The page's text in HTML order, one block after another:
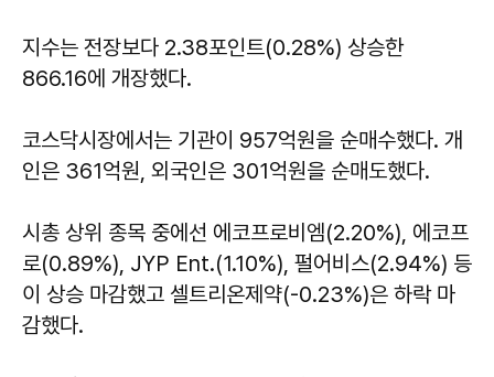
지수는 전장보다 2.38포인트(0.28%) 상승한
866.16에 개장했다.
코스닥시장에서는 기관이 957억원을 순매수했다. 개
인은 361억원, 외국인은 301억원을 순매도했다.
시총 상위 종목 중에선 에코프로비엠(2.20%), 에코프
로(0.89%), JYP Ent.(1.10%), 펄어비스(2.94%) 등
이 상승 마감했고 셀트리온제약(-0.23%)은 하락 마
감했다.